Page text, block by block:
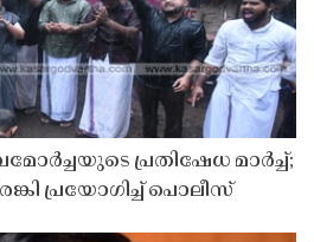
പ്രതിഷേധ മാർച്ച്;
പ്രയോഗിച്ച് പൊലീസ്